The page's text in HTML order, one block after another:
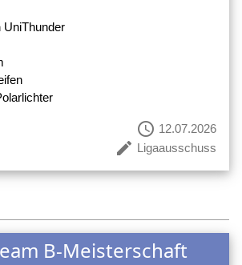
UniThunder
schedule 12.07.2026
create Ligaausschuss
B-Meisterschaft